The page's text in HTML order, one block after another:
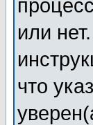
или
что